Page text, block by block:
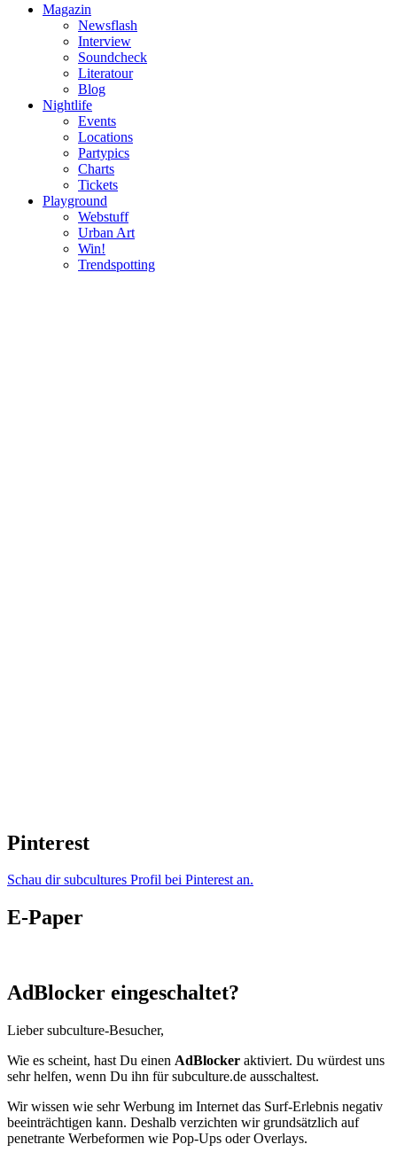
Magazin
Newsflash
Interview
Soundcheck
Literatour
Blog
Nightlife
Events
Locations
Partypics
Charts
Tickets
Playground
Webstuff
Urban Art
Win!
Trendspotting
Pinterest
Schau dir subcultures Profil bei Pinterest an.
E-Paper
AdBlocker eingeschaltet?
Lieber subculture-Besucher,
Wie es scheint, hast Du einen AdBlocker aktiviert. Du würdest uns
sehr helfen, wenn Du ihn für subculture.de ausschaltest.
Wir wissen wie sehr Werbung im Internet das Surf-Erlebnis negativ
beeinträchtigen kann. Deshalb verzichten wir grundsätzlich auf
penetrante Werbeformen wie Pop-Ups oder Overlays.